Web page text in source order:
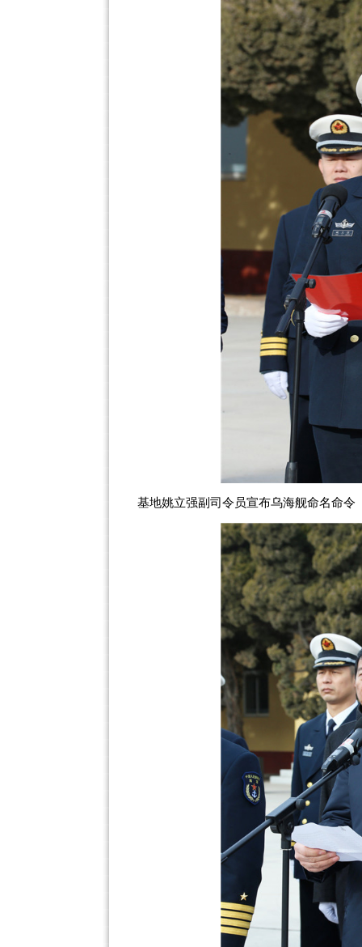
基地姚立强副司令员宣布乌海舰命名命令